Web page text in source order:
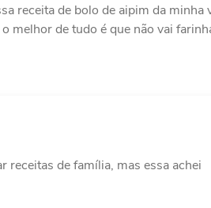
receita de bolo de aipim da minha
melhor de tudo é que não vai
de família, mas essa achei